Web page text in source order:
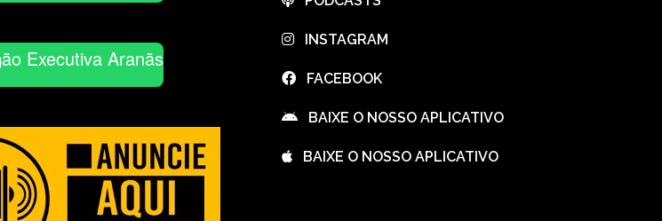
Executiva Aranãs
⠀INSTAGRAM
⠀FACEBOOK
⠀BAIXE O NOSSO APLICATIVO
⠀BAIXE O NOSSO APLICATIVO